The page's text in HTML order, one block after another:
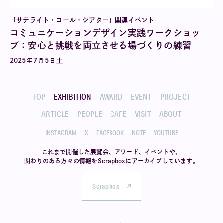
「サテライト・コール・シアター」関連イベント
コミュニケーションデザイン実践ワークショッ
プ：安心と挑戦を両立させる場づくりの練習
2025年 7 月 5 日 土
TOP EXHIBITION AWARD EVENT
PROJECT
ARTICLE
PEOPLE CAFE VISIT ABOUT
INSTAGRAM X FACEBOOK NOTE YOUTUBE
これまで開催した展覧会、アワード、イベントや、
関わりのある方々の情報をScrapboxにアーカイブしています。
Scrapbox